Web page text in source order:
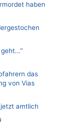
haben
geht…“
das
von Vias
amtlich